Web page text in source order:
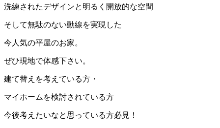
洗練されたデザインと明るく開放的な空間
そして無駄のない動線を実現した
今人気の平屋のお家。
ぜひ現地で体感下さい。
建て替えを考えている方・
マイホームを検討されている方
今後考えたいなと思っている方必見！